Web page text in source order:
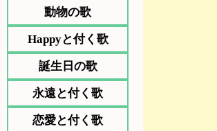
動物の歌
Happyと付く歌
誕生日の歌
永遠と付く歌
恋愛と付く歌